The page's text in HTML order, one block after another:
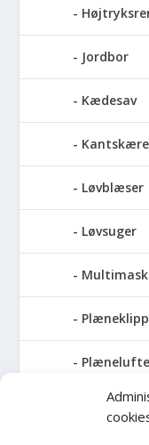
Jordbor
Kædesav
Løvblæser
Løvsuger